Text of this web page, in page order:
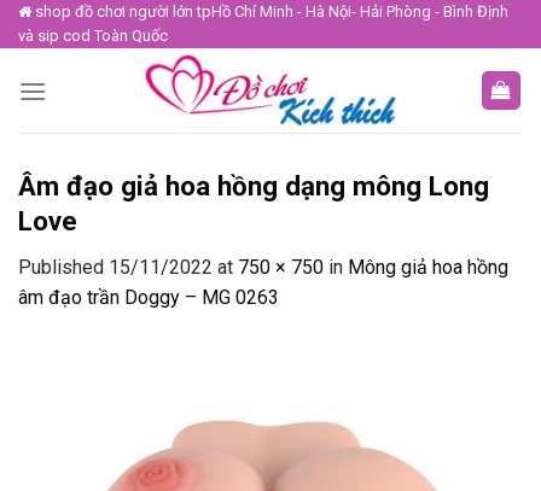
Skip
to
shop đồ chơi người lớn tpHồ Chí Minh - Hà Nội- Hải Phòng - Bình Định
và sip cod Toàn Quốc
Âm đạo giả hoa hồng dạng mông Long
Love
Published 15/11/2022 at 750 × 750 in Mông giả hoa hồng
âm đạo trần Doggy – MG 0263